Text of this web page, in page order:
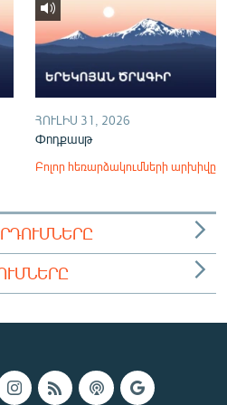
ՀՈՒԼԻՍ 31, 2026
Փոդքասթ
Բոլոր հեռարձակումների արխիվը